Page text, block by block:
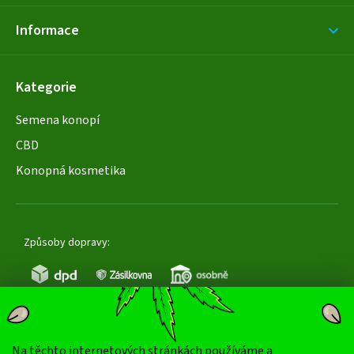
Informace
Kategorie
Semena konopí
CBD
Konopná kosmetika
Způsoby dopravy: